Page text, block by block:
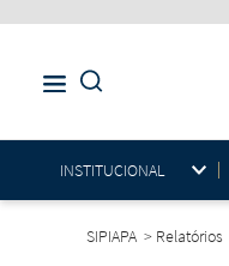
INSTITUCIONAL
SIPIAPA > Relatórios